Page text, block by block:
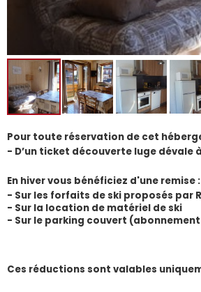
Pour toute réservation de cet
- D’un ticket découverte luge dévale
En hiver vous bénéficiez d'une remise :
- Sur les forfaits de ski proposés par
- Sur la location de matériel de ski
- Sur le parking couvert
​Ces réductions sont valables